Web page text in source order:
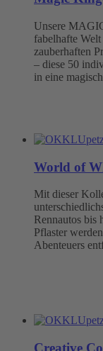
Unsere
fabelhafte
zauberhaften
– diese 50
in eine
World of
Mit dieser
Rennautos bis
Pflaster
Abenteuers
Creative